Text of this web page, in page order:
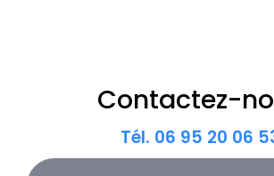
Contactez-
Tél. 06 95 20 06